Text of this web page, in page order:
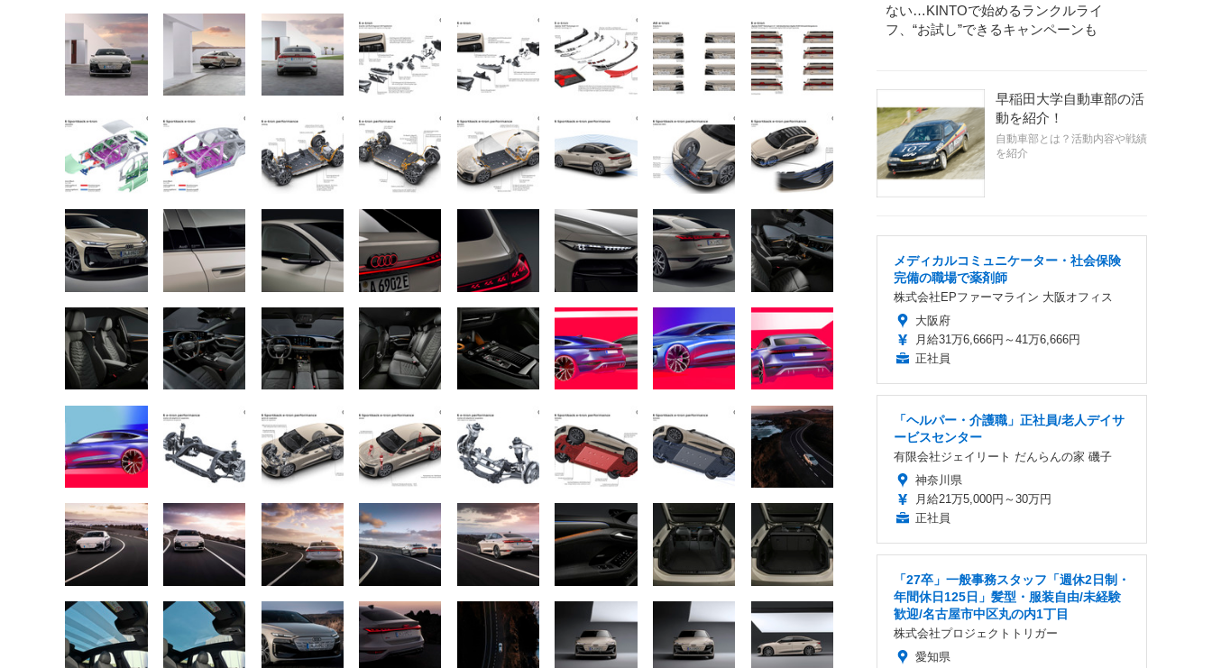
ない…KINTOで始めるランクルライ
フ、“お試し”できるキャンペーンも
早稲田大学自動車部の活
動を紹介！
自動車部とは？活動内容や戦績
を紹介
メディカルコミュニケーター・社会保険
完備の職場で薬剤師
株式会社EPファーマライン 大阪オフィス
大阪府
月給31万6,666円～41万6,666円
正社員
「ヘルパー・介護職」正社員/老人デイサ
ービスセンター
有限会社ジェイリート だんらんの家 磯子
神奈川県
月給21万5,000円～30万円
正社員
「27卒」一般事務スタッフ「週休2日制・
年間休日125日」髪型・服装自由/未経験
歓迎/名古屋市中区丸の内1丁目
株式会社プロジェクトトリガー
愛知県